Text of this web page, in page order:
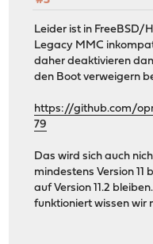
Leider ist in FreeBSD/
Legacy MMC
daher deaktivieren
den Boot verweigern
https://github.com/
79
Das wird sich auch
mindestens Version 11
auf Version 11.2
funktioniert wissen wir